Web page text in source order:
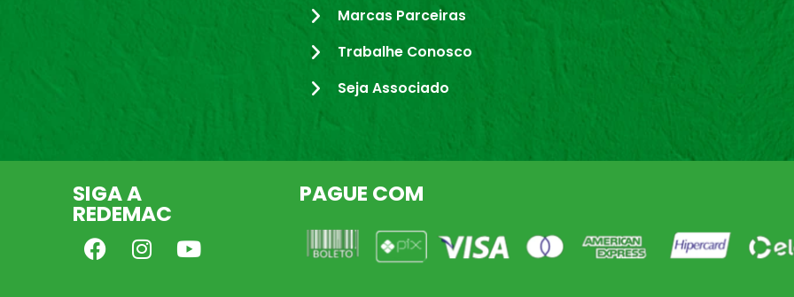
Marcas Parceiras
Trabalhe Conosco
Seja Associado
SIGA A
REDEMAC
PAGUE COM